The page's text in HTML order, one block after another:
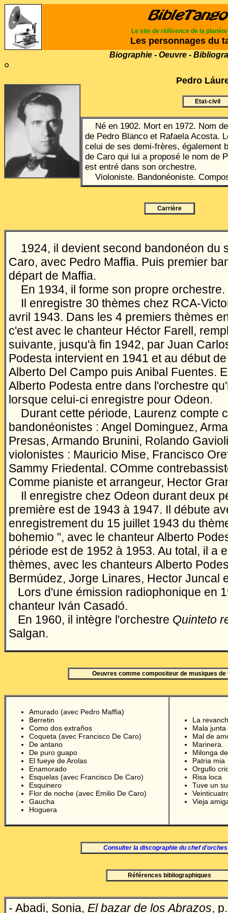
Le site de référence de la planète
Les personnages du
Biographie - Oeuvre -
°
Pedro Lá
Etat-civil
Né en 1902. Mort en 1972. Nom
de Pedro Blanco et Rafaela Acosta.
celui de ses demi-frères, également
de Caro qui lui a proposé le nom de
est entré dans son orchestre.
Violoniste. Bandonéoniste.
Carrière
1924, il devient second bandonéon du
Caro, avec Pedro Maffia. Puis premier
départ de Maffia.
En 1934, il forme son propre orchestre.
Il enregistre 30 thèmes chez RCA-
avril 1943. Dans les 4 premiers thèmes
c'est avec le chanteur Héctor Farell,
suivante, jusqu'à fin 1942, par Juan
Podesta intervient en 1941 et au début
Alberto Del Campo puis Anibal Fuentes.
Alberto Podesta entre dans l'orchestre
lorsque celui-ci enregistre pour Odeon.
Durant cette période, Laurenz compte
bandonéonistes : Angel Dominguez,
Presas, Armando Brunini, Rolando
violonistes : Mauricio Mise, Francisco
Sammy Friedental. COmme
Comme pianiste et arrangeur, Hector
Il enregistre chez Odeon durant deux
première est de 1943 à 1947. Il débute
enregistrement du 15 juillet 1943 du
bohemio ", avec le chanteur Alberto
période est de 1952 à 1953. Au total, il a
thèmes, avec les chanteurs Alberto
Bermúdez, Jorge Linares, Hector Juncal
Lors d'une émission radiophonique en
chanteur Iván Casadó.
En 1960, il intègre l'orchestre Quinteto
Salgan.
Oeuvres comme compositeur de musiques de
Amurado (avec Pedro Maffia)
Berretin
Como dos extraños
Coqueta (avec Francisco De Caro)
De antano
De puro guapo
El fueye de Arolas
Enamorado
Esquelas (avec Francisco De Caro)
Esquinero
Flor de noche (avec Emilio De Caro)
Gaucha
Hoguera
La
Mala
Mal de
Marinera.
Milonga
Patria mia
Orgullo
Risa loca
Tuve un
Vieja
Consulter la discographie du chef
Références bibliographiques
- Abadi, Sonia, El bazar de los Abrazos,